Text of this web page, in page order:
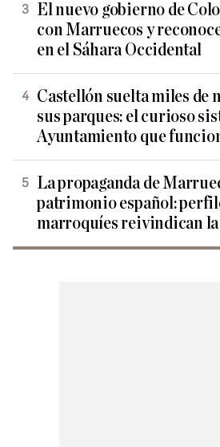
El nuevo gobierno de
con Marruecos y
en el Sáhara Occidental
Castellón suelta miles de
sus parques: el curioso
Ayuntamiento que
La propaganda de
patrimonio español:
marroquíes reivindican